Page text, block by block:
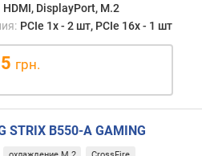
даже
HDMI, DisplayPort, M.2
PCIe 1x - 2 шт, PCIe 16x - 1 шт
грн.
STRIX B550-A GAMING